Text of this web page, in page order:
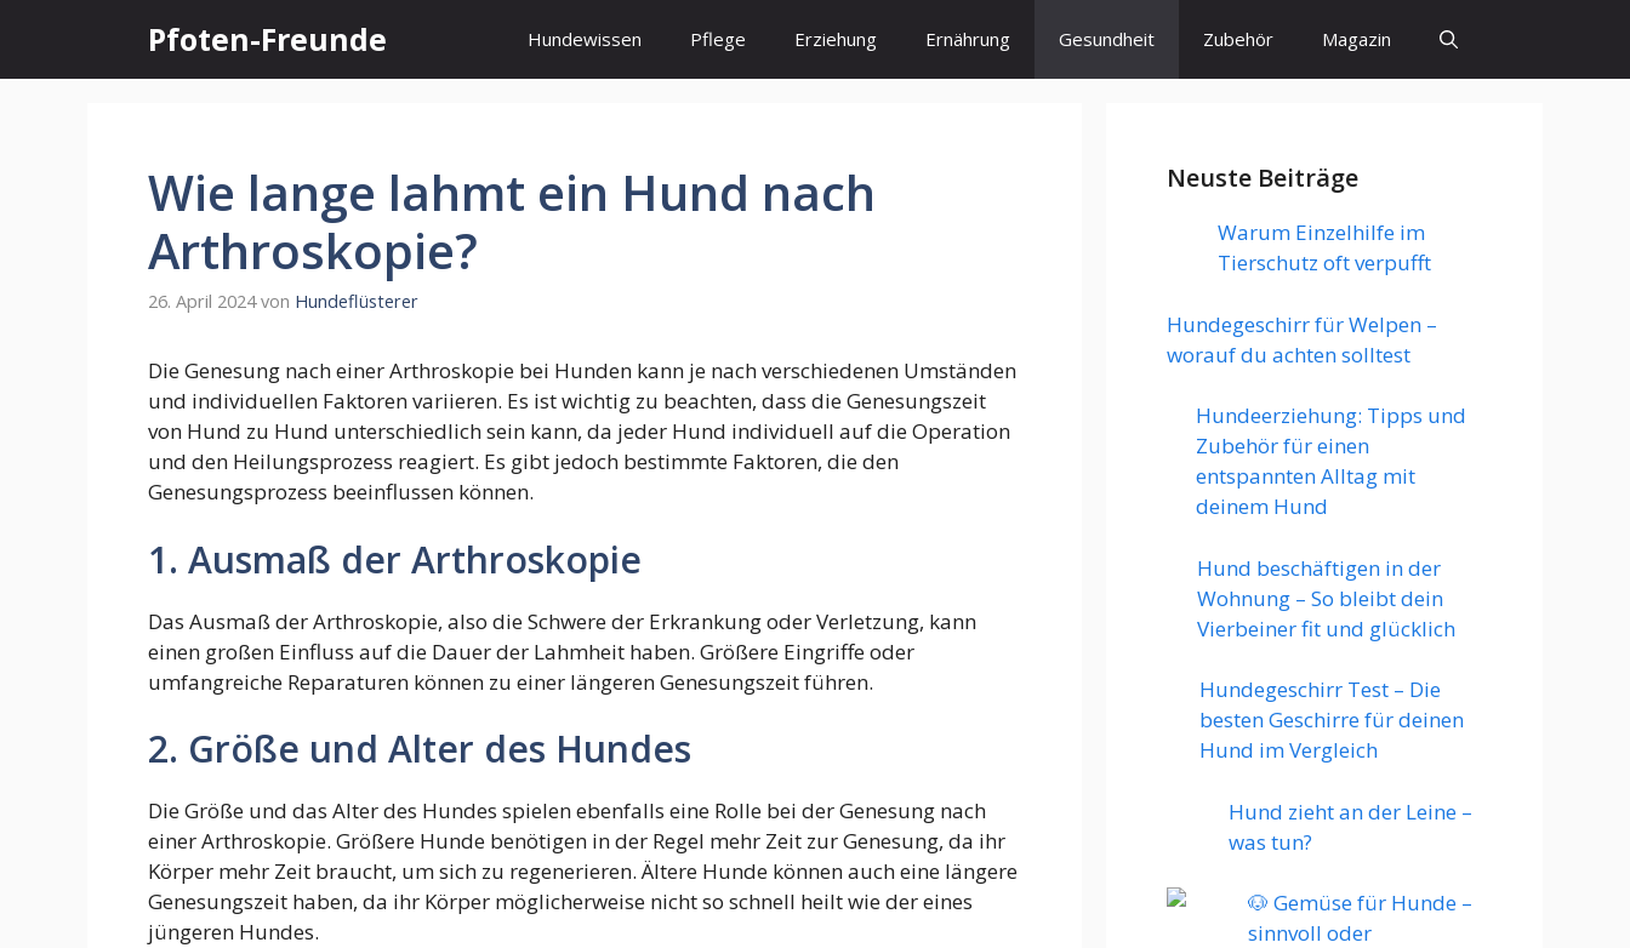
springen
Pfoten-Freunde Hundewissen Pflege Erziehung Ernährung Gesundheit Zubehör Magazin
Wie lange lahmt ein Hund nach
Arthroskopie?
26. April 2024 von Hundeflüsterer
Die Genesung nach einer Arthroskopie bei Hunden kann je nach verschiedenen Umständen
und individuellen Faktoren variieren. Es ist wichtig zu beachten, dass die Genesungszeit
von Hund zu Hund unterschiedlich sein kann, da jeder Hund individuell auf die Operation
und den Heilungsprozess reagiert. Es gibt jedoch bestimmte Faktoren, die den
Genesungsprozess beeinflussen können.
1. Ausmaß der Arthroskopie
Das Ausmaß der Arthroskopie, also die Schwere der Erkrankung oder Verletzung, kann
einen großen Einfluss auf die Dauer der Lahmheit haben. Größere Eingriffe oder
umfangreiche Reparaturen können zu einer längeren Genesungszeit führen.
2. Größe und Alter des Hundes
Die Größe und das Alter des Hundes spielen ebenfalls eine Rolle bei der Genesung nach
einer Arthroskopie. Größere Hunde benötigen in der Regel mehr Zeit zur Genesung, da ihr
Körper mehr Zeit braucht, um sich zu regenerieren. Ältere Hunde können auch eine längere
Genesungszeit haben, da ihr Körper möglicherweise nicht so schnell heilt wie der eines
jüngeren Hundes.
Neuste Beiträge
Warum Einzelhilfe im
Tierschutz oft verpufft
Hundegeschirr für Welpen –
worauf du achten solltest
Hundeerziehung: Tipps und
Zubehör für einen
entspannten Alltag mit
deinem Hund
Hund beschäftigen in der
Wohnung – So bleibt dein
Vierbeiner fit und glücklich
Hundegeschirr Test – Die
besten Geschirre für deinen
Hund im Vergleich
Hund zieht an der Leine –
was tun?
🐶 Gemüse für Hunde –
sinnvoll oder